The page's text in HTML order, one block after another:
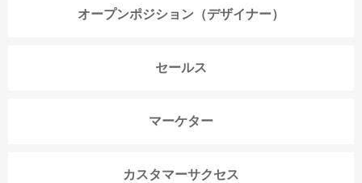
オープンポジション（デザイナー）
セールス
マーケター
カスタマーサクセス